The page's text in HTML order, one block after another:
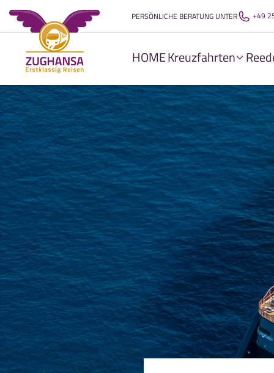
PERSÖNLICHE BERATUNG UNTER +49
HOMEKreuzfahrten